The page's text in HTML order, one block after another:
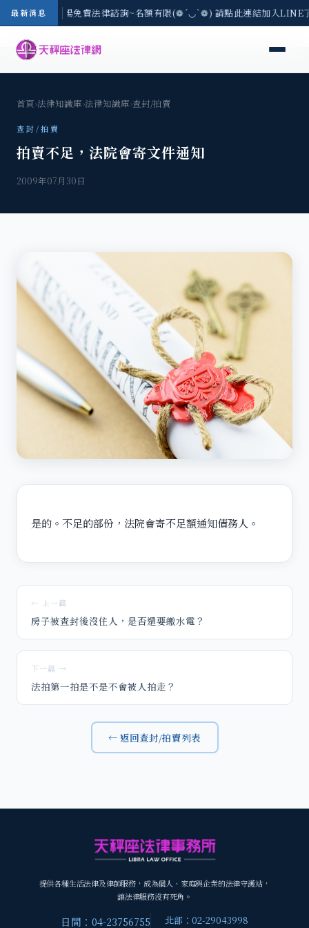
最新消息
區-8/3(一) 現場免費法律諮詢~名額有限(❁´◡`❁) 請點此連結加入
首頁›法律知識庫›法律知識庫›查封/拍賣
查封/拍賣
拍賣不足，法院會寄文件通知
2009年07月30日
是的。不足的部份，法院會寄不足額通知債務人。
← 上一篇
房子被查封後沒住人，是否還要繳水電？
下一篇 →
法拍第一拍是不是不會被人拍走？
← 返回查封/拍賣列表
提供各種生活法律及律師服務，成為個人、家庭與企業的法律守護站，
讓法律服務沒有死角。
日間：04-23756755 北部：02-29043998